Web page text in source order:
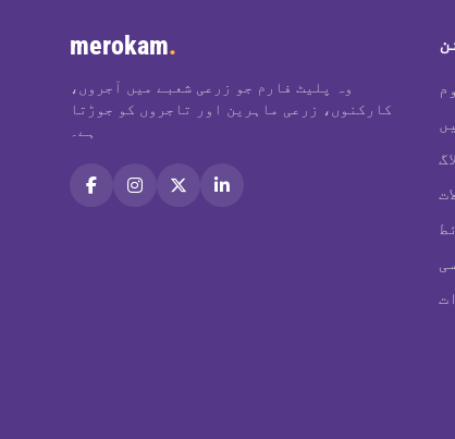
merokam.
وہ پلیٹ فارم جو زرعی شعبے میں آجروں،
کارکنوں، زرعی ماہرین اور تاجروں کو جوڑتا
ہے۔